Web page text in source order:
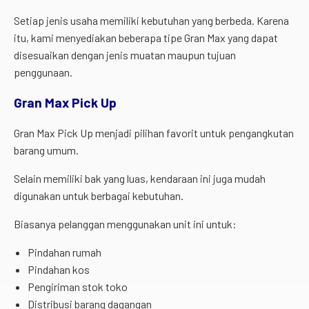
Setiap jenis usaha memiliki kebutuhan yang berbeda. Karena
itu, kami menyediakan beberapa tipe Gran Max yang dapat
disesuaikan dengan jenis muatan maupun tujuan
penggunaan.
Gran Max Pick Up
Gran Max Pick Up menjadi pilihan favorit untuk pengangkutan
barang umum.
Selain memiliki bak yang luas, kendaraan ini juga mudah
digunakan untuk berbagai kebutuhan.
Biasanya pelanggan menggunakan unit ini untuk:
Pindahan rumah
Pindahan kos
Pengiriman stok toko
Distribusi barang dagangan